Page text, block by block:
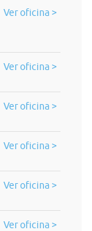
Ver oficina >
Ver oficina >
Ver oficina >
Ver oficina >
Ver oficina >
Ver oficina >